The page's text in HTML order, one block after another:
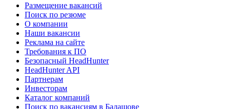
Размещение вакансий
Поиск по резюме
О компании
Наши вакансии
Реклама на сайте
Требования к ПО
Безопасный HeadHunter
HeadHunter API
Партнерам
Инвесторам
Каталог компаний
Поиск по вакансиям в Балашове